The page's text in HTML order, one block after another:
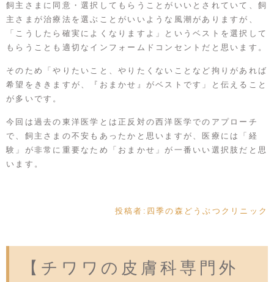
飼主さまに同意・選択してもらうことがいいとされていて、飼
主さまが治療法を選ぶことがいいような風潮がありますが、
「こうしたら確実によくなりますよ」というベストを選択して
もらうことも適切なインフォームドコンセントだと思います。
そのため「やりたいこと、やりたくないことなど拘りがあれば
希望をききますが、『おまかせ』がベストです」と伝えること
が多いです。
今回は過去の東洋医学とは正反対の西洋医学でのアプローチ
で、飼主さまの不安もあったかと思いますが、医療には「経
験」が非常に重要なため「おまかせ」が一番いい選択肢だと思
います。
投稿者: 四季の森どうぶつクリニック
【チワワの皮膚科専門外